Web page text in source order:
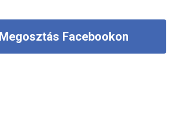
Megosztás Facebookon